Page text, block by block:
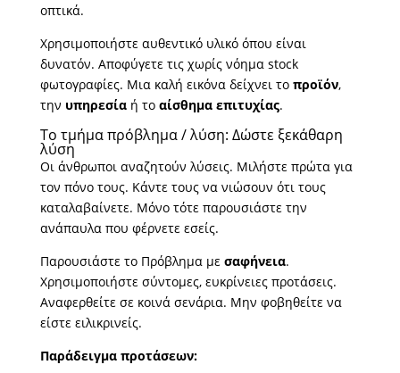
οπτικά.
Χρησιμοποιήστε αυθεντικό υλικό όπου είναι
δυνατόν. Αποφύγετε τις χωρίς νόημα stock
φωτογραφίες. Μια καλή εικόνα δείχνει το προϊόν,
την υπηρεσίαή το αίσθημα επιτυχίας.
Το τμήμα πρόβλημα / λύση: Δώστε ξεκάθαρη
λύση
Οι άνθρωποι αναζητούν λύσεις. Μιλήστε πρώτα για
τον πόνο τους. Κάντε τους να νιώσουν ότι τους
καταλαβαίνετε. Μόνο τότε παρουσιάστε την
ανάπαυλα που φέρνετε εσείς.
Παρουσιάστε το Πρόβλημα με σαφήνεια.
Χρησιμοποιήστε σύντομες, ευκρίνειες προτάσεις.
Αναφερθείτε σε κοινά σενάρια. Μην φοβηθείτε να
είστε ειλικρινείς.
Παράδειγμα προτάσεων: